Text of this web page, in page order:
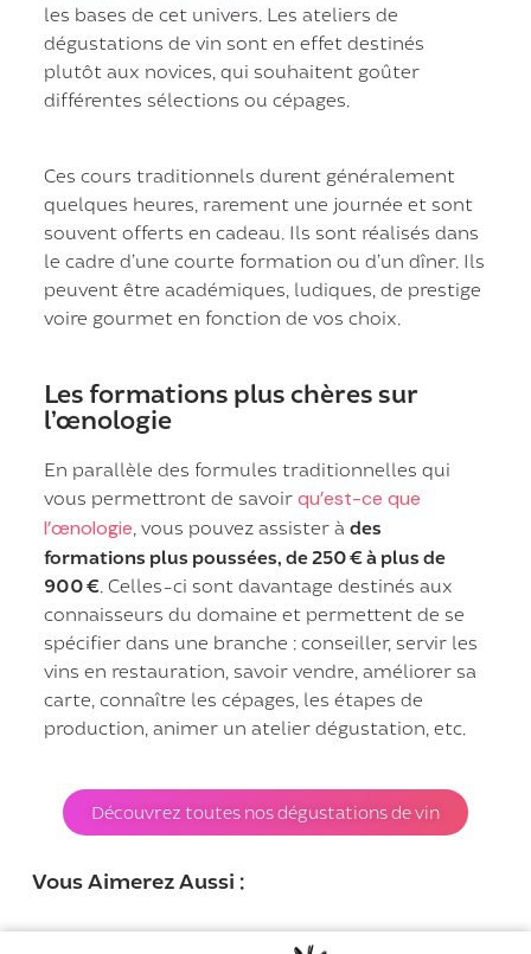
les bases de cet univers. Les ateliers de
dégustations de vin sont en effet destinés
plutôt aux novices, qui souhaitent goûter
différentes sélections ou cépages.
Ces cours traditionnels durent généralement
quelques heures, rarement une journée et sont
souvent offerts en cadeau. Ils sont réalisés dans
le cadre d’une courte formation ou d’un dîner. Ils
peuvent être académiques, ludiques, de prestige
voire gourmet en fonction de vos choix.
Les formations plus chères sur
l’œnologie
En parallèle des formules traditionnelles qui
vous permettront de savoirqu’est-ce que
l’œnologie , vous pouvez assister àdes
formations plus poussées, de 250 € à plus de
900 € . Celles-ci sont davantage destinés aux
connaisseurs du domaine et permettent de se
spécifier dans une branche : conseiller, servir les
vins en restauration, savoir vendre, améliorer sa
carte, connaître les cépages, les étapes de
production, animer un atelier dégustation, etc.
Découvrez toutes nos dégustations de vin
Vous Aimerez Aussi :